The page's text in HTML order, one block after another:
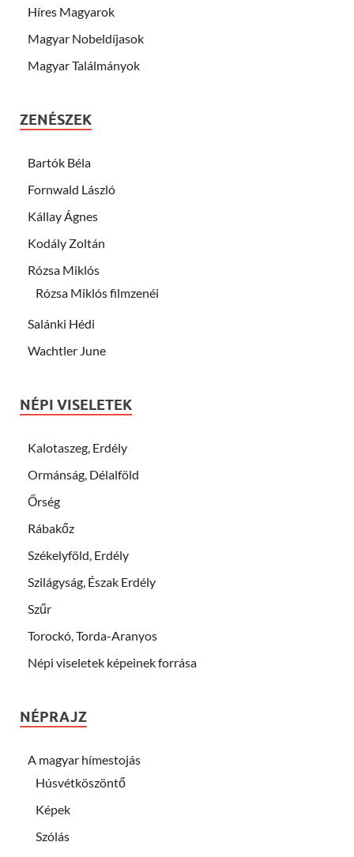
Híres Magyarok
Magyar Nobeldíjasok
Magyar Találmányok
ZENÉSZEK
Bartók Béla
Fornwald László
Kállay Ágnes
Kodály Zoltán
Rózsa Miklós
Rózsa Miklós filmzenéi
Salánki Hédi
Wachtler June
NÉPI VISELETEK
Kalotaszeg, Erdély
Ormánság, Délalföld
Őrség
Rábakőz
Székelyföld, Erdély
Szilágyság, Észak Erdély
Szűr
Torockó, Torda-Aranyos
Népi viseletek képeinek forrása
NÉPRAJZ
A magyar hímestojás
Húsvétköszöntő
Képek
Szólás